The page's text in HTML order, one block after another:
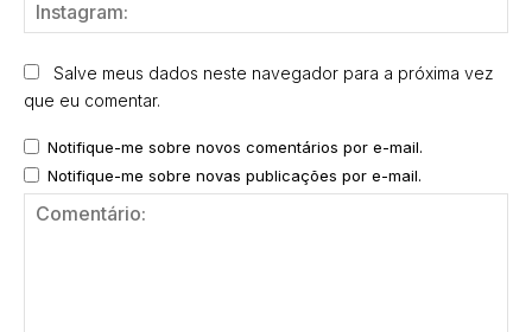
Salve meus dados neste navegador para a próxima vez
que eu comentar.
Notifique-me sobre novos comentários por e-mail.
Notifique-me sobre novas publicações por e-mail.